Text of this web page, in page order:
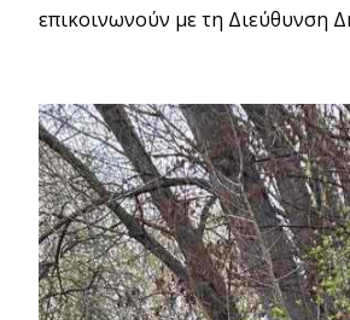
επικοινωνούν με τη Διεύθυνση